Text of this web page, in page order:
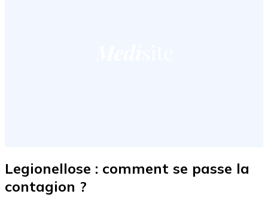
Legionellose : comment se passe la
contagion ?